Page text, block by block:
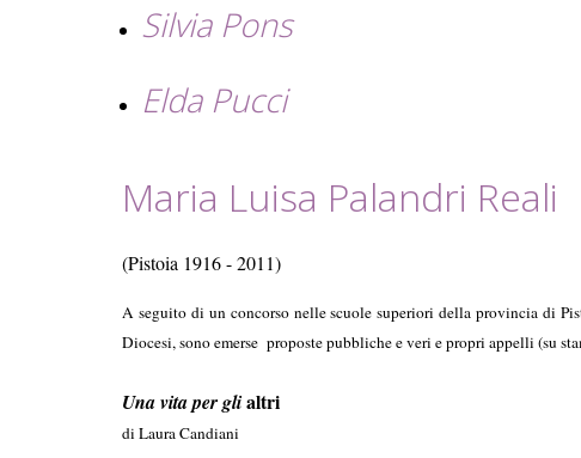
Silvia Pons
Elda Pucci
Maria Luisa Palandri Reali
(Pistoia 1916 - 2011)
A seguito di un concorso nelle scuole superiori della provincia di
Diocesi, sono emerse proposte pubbliche e veri e propri appelli (su
Una vita per glialtri
di Laura Candiani